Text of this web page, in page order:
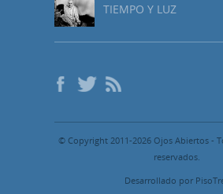
TIEMPO Y LUZ
© Copyright 2011-2026 Ojos Abiertos -
reservados.
Desarrollado por